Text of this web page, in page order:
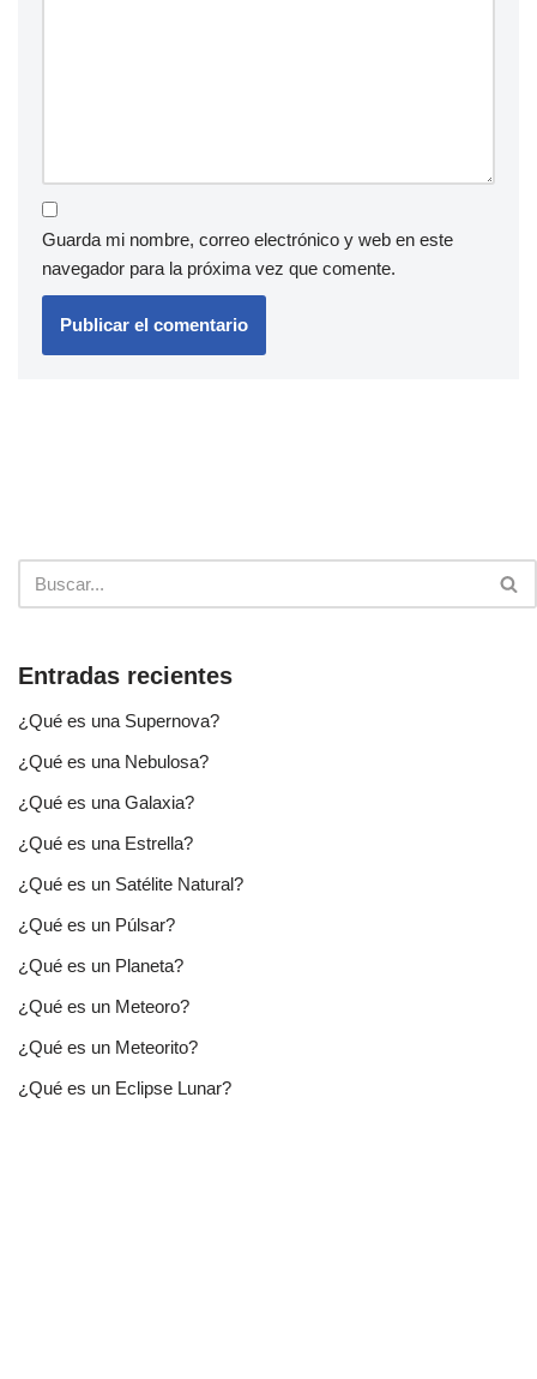
Guarda mi nombre, correo electrónico y web en este
navegador para la próxima vez que comente.
Entradas recientes
¿Qué es una Supernova?
¿Qué es una Nebulosa?
¿Qué es una Galaxia?
¿Qué es una Estrella?
¿Qué es un Satélite Natural?
¿Qué es un Púlsar?
¿Qué es un Planeta?
¿Qué es un Meteoro?
¿Qué es un Meteorito?
¿Qué es un Eclipse Lunar?